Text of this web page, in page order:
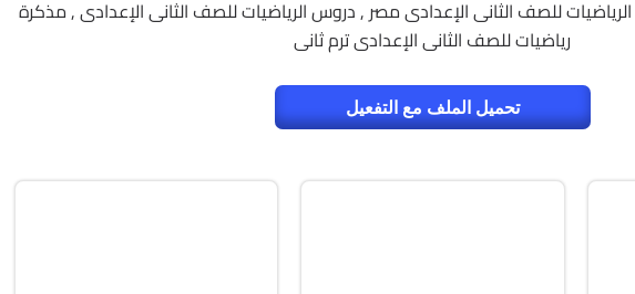
للصف الثانى الإعدادى مصر , دروس الرياضيات للصف الثانى الإعدادى , مذكرة
رياضيات للصف الثانى الإعدادى ترم ثانى
تحميل الملف مع التفعيل